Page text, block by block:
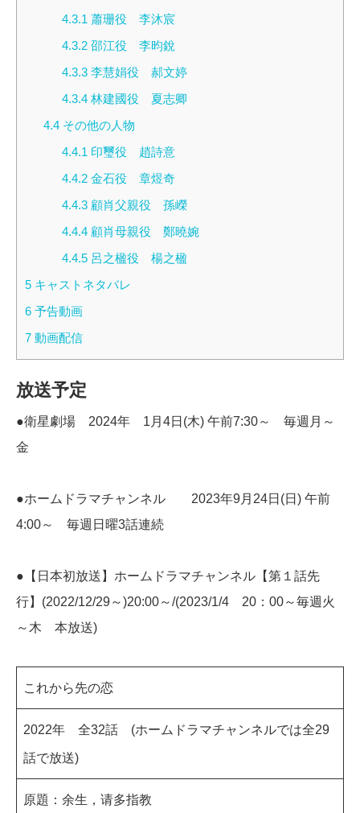
4.3.1 蕭珊役 李沐宸
4.3.2邵江役 李昀銳
4.3.3李慧娟役 郝文婷
4.3.4林建國役 夏志卿
4.4その他の人物
4.4.1 印璽役 趙詩意
4.4.2金石役 章煜奇
4.4.3顧肖父親役 孫嶸
4.4.4顧肖母親役 鄭曉婉
4.4.5呂之楹役 楊之楹
5 キャストネタバレ
6 予告動画
7 動画配信
放送予定
●衛星劇場 2024年 1月4日(木) 午前7:30～ 毎週月～
金
●ホームドラマチャンネル 2023年9月24日(日) 午前
4:00～ 毎週日曜3話連続
●【日本初放送】ホームドラマチャンネル【第１話先
行】(2022/12/29～)20:00～/(2023/1/4 20：00～毎週火
～木 本放送)
これから先の恋
2022年 全32話 (ホームドラマチャンネルでは全29
話で放送)
原題：余生，请多指教